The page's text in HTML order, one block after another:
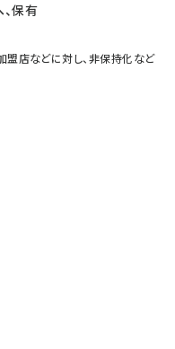
保有
店などに対し、非保持化など